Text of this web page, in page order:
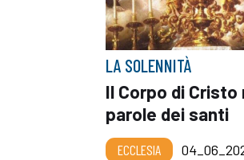
LA SOLENNITÀ
Il Corpo di Cristo
parole dei santi
ECCLESIA